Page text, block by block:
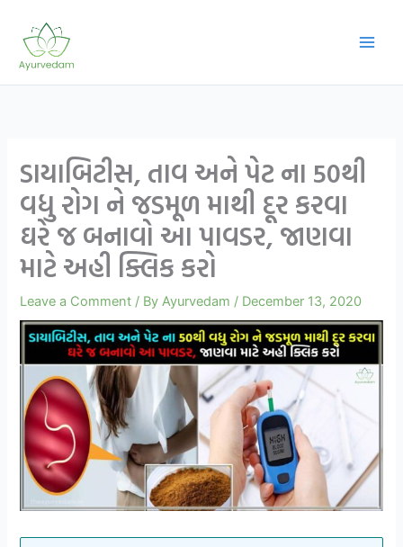
content
ડાયાબિટીસ, તાવ અને પેટ ના 50થી
વધુ રોગ ને જડમૂળ માથી દૂર કરવા
ઘરે જ બનાવો આ પાવડર, જાણવા
માટે અહી ક્લિક કરો
Leave a Comment / ByAyurvedam / December 13, 2020